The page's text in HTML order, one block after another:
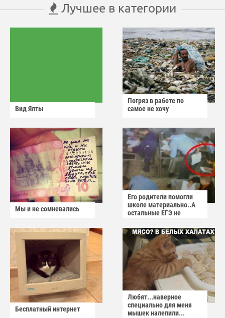
Лучшее в категории
Вид Ялты
Погряз в работе по
самое не хочу
Мы и не сомневались
Его родители помогли
школе материально..А
остальные ЕГЭ не
Бесплатный интернет
Любят...наверное
специально для меня
мышек налепили...